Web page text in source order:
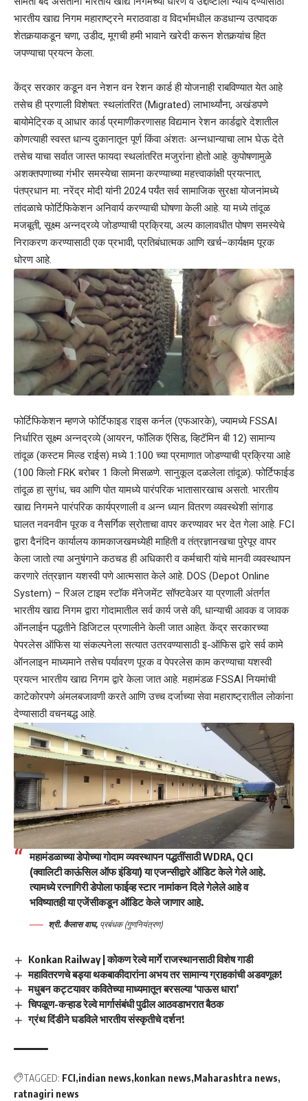
भारतीय खाद्य निगम महाराष्ट्रने मराठवाडा व विदर्भामधील कडधान्य उत्पादक
शेतकर्‍याकडून चणा, उडीद, मूगची हमी भावाने खरेदी करून शेतकर्‍यांच हित
जपण्याचा प्रयत्न केला.
केंद्र सरकार कडून वन नेशन वन रेशन कार्ड ही योजनाही राबविण्यात येत आहे
तसेच ही प्रणाली विशेषत: स्थलांतरित (Migrated) लाभार्थ्यांना, अखंडपणे
बायोमेट्रिक व् आधार कार्ड प्रमाणीकरणासह विद्यमान रेशन कार्डद्वारे देशातील
कोणत्याही स्वस्त धान्य दुकानातून पूर्ण किंवा अंशतः अन्नधान्याचा लाभ घेऊ देते
तसेच याचा सर्वात जास्त फायदा स्थलांतरित मजुरांना होतो आहे. कुपोषणामुळे
अशक्तपणाच्या गंभीर समस्येचा सामना करण्याच्या महत्त्वाकांक्षी प्रयत्नात,
पंतप्रधान मा. नरेंद्र मोदी यांनी 2024 पर्यंत सर्व सामाजिक सुरक्षा योजनांमध्ये
तांदळाचे फोर्टिफिकेशन अनिवार्य करण्याची घोषणा केली आहे. या मध्ये तांदूळ
मजबूती, सूक्ष्म अन्नद्रव्ये जोडण्याची प्रक्रिया, अल्प कालावधीत पोषण समस्येचे
निराकरण करण्यासाठी एक प्रभावी, प्रतिबंधात्मक आणि खर्च–कार्यक्षम पूरक
धोरण आहे.
फोर्टिफिकेशन म्हणजे फोर्टिफाइड राइस कर्नल (एफआरके), ज्यामध्ये FSSAI
निर्धारित सूक्ष्म अन्नद्रव्ये (आयरन, फॉलिक ऍसिड, व्हिटॅमिन बी 12) सामान्य
तांदूळ (कस्टम मिल्ड राईस) मध्ये 1:100 च्या प्रमाणात जोडण्याची प्रक्रिया आहे
(100 किलो FRK बरोबर 1 किलो मिसळणे. सानुकूल दळलेला तांदूळ). फोर्टिफाईड
तांदूळ हा सुगंध, चव आणि पोत यामध्ये पारंपरिक भातासारखाच असतो. भारतीय
खाद्य निगमने पारंपरिक कार्यप्रणाली व अन्न ध्यान वितरण व्यवस्थेशी सांगाड
घालत नवनवीन पूरक व नैसर्गिक स्रोताचा वापर करण्यावर भर देत गेला आहे. FCI
द्वारा दैनंदिन कार्यालय कामकाजखमध्येही माहिती व तंत्रज्ञानखचा पुरेपूर वापर
केला जातो त्या अनुषंगाने कठचड ही अधिकारी व कर्मचारी यांचे मानवी व्यवस्थापन
करणारे तंत्रज्ञान यशस्वी पणे आत्मसात केले आहे. DOS (Depot Online
System) – रिअल टाइम स्टॉक मॅनेजमेंट सॉफ्टवेअर या प्रणाली अंतर्गत
भारतीय खाद्य निगम द्वारा गोदामातील सर्व कार्य जसे की, धान्याची आवक व जावक
ऑनलाईन पद्धतीने डिजिटल प्रणालीने केली जात आहेत. केंद्र सरकारच्या
पेपरलेस ऑफिस या संकल्पनेला सत्यात उतरवण्यासाठी इ-ऑफिस द्वारे सर्व कामे
ऑनलाइन माध्यमाने तसेच पर्यावरण पूरक व पेपरलेस काम करण्याचा यशस्वी
प्रयत्न भारतीय खाद्य निगम द्वारे केला जात आहे. महामंडळ FSSAI नियमांची
काटेकोरपणे अंमलबजावणी करते आणि उच्च दर्जाच्या सेवा महाराष्ट्रातील लोकांना
देण्यासाठी वचनबद्ध आहे.
महामंडळाच्या डेपोच्या गोदाम व्यवस्थापन पद्धतींसाठी WDRA, QCI
(क्वालिटी काऊंसिल ऑफ इंडिया) या एजन्सीद्वारे ऑडिट केले गेले आहे.
त्यामध्ये रत्नागिरी डेपोला फाईव्ह स्टार नामांकन दिले गेलेले आहे व
भविष्यातही या एजेंसीकडून ऑडिट केले जाणार आहे.
श्री. कैलास वाघ,प्रबंधक (गुणनियंत्रण)
Konkan Railway | कोकण रेल्वे मार्गे राजस्थानसाठी विशेष गाडी
महावितरणचे बड्या थकबाकीदारांना अभय तर सामान्य ग्राहकांची अडवणूक!
मधुबन कट्टयावर कवितेच्या माध्यमातून बरसल्या ‘पाऊस धारा’
चिपळूण-कऱ्हाड रेल्वे मार्गासंबंधी पुढील आठवडाभरात बैठक
ग्रंथ दिंडीने घडविले भारतीय संस्कृतीचे दर्शन!
TAGGED: FCI indian news konkan news Maharashtra news
ratnagiri news